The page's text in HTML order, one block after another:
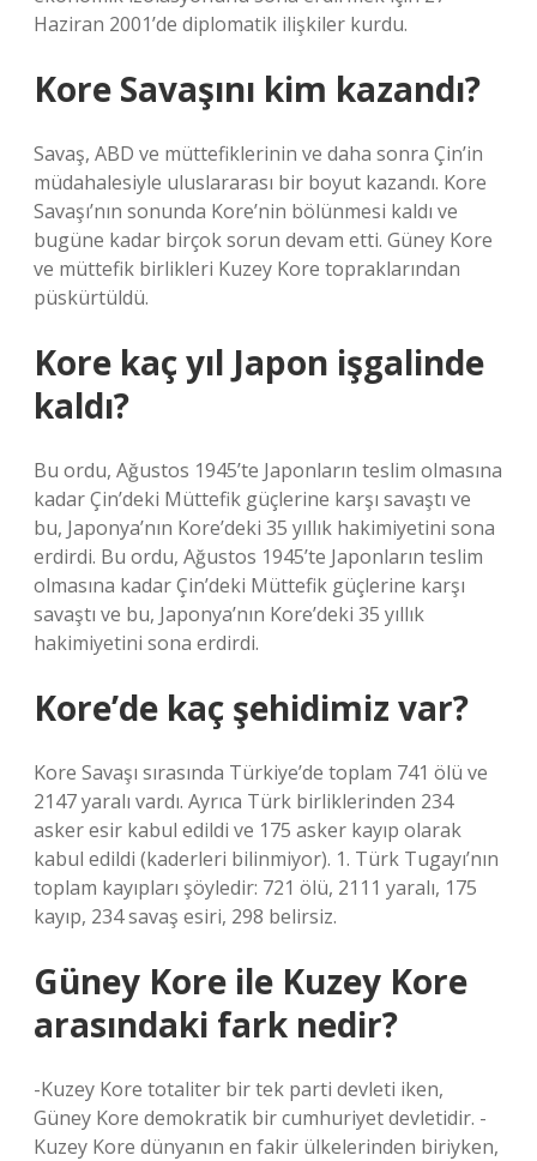
Haziran 2001’de diplomatik ilişkiler kurdu.
Kore Savaşını kim kazandı?
Savaş, ABD ve müttefiklerinin ve daha sonra Çin’in
müdahalesiyle uluslararası bir boyut kazandı. Kore
Savaşı’nın sonunda Kore’nin bölünmesi kaldı ve
bugüne kadar birçok sorun devam etti. Güney Kore
ve müttefik birlikleri Kuzey Kore topraklarından
püskürtüldü.
Kore kaç yıl Japon işgalinde
kaldı?
Bu ordu, Ağustos 1945’te Japonların teslim olmasına
kadar Çin’deki Müttefik güçlerine karşı savaştı ve
bu, Japonya’nın Kore’deki 35 yıllık hakimiyetini sona
erdirdi. Bu ordu, Ağustos 1945’te Japonların teslim
olmasına kadar Çin’deki Müttefik güçlerine karşı
savaştı ve bu, Japonya’nın Kore’deki 35 yıllık
hakimiyetini sona erdirdi.
Kore’de kaç şehidimiz var?
Kore Savaşı sırasında Türkiye’de toplam 741 ölü ve
2147 yaralı vardı. Ayrıca Türk birliklerinden 234
asker esir kabul edildi ve 175 asker kayıp olarak
kabul edildi (kaderleri bilinmiyor). 1. Türk Tugayı’nın
toplam kayıpları şöyledir: 721 ölü, 2111 yaralı, 175
kayıp, 234 savaş esiri, 298 belirsiz.
Güney Kore ile Kuzey Kore
arasındaki fark nedir?
-Kuzey Kore totaliter bir tek parti devleti iken,
Güney Kore demokratik bir cumhuriyet devletidir. -
Kuzey Kore dünyanın en fakir ülkelerinden biriyken,